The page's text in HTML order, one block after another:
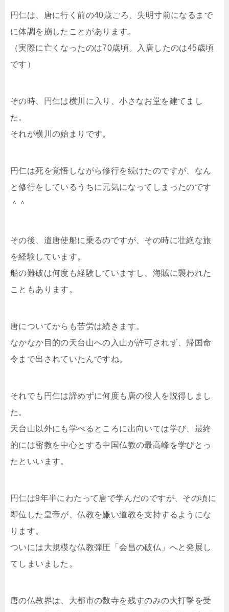
円仁は、唐に行く前の40歳ごろ、失明寸前になるまで
に体調を崩したことがあります。
（実際に亡くなったのは70歳頃。入唐したのは45歳頃
です）
その時、円仁は横川に入り、小さなお堂を建てまし
た。
それが横川の始まりです。
円仁は死を覚悟しながら修行を続けたのですが、なん
と修行をしているうちに元気になってしまったのです
＾＾
その後、遣唐使船に乗るのですが、その時に壮絶な旅
を経験しています。
船の難破は何度も経験していますし、海賊に襲われた
こともあります。
唐についてからも苦労は続きます。
なかなか目的の天台山への入山が許可されず、帰国命
令まで出されていたんですね。
それでも円仁は諦めずに何度も唐の役人を説得しまし
た。
天台山以外にも学べるところに出向いては学び、最終
的には密教を中心とする中国仏教の最高峰を学びとっ
たといいます。
円仁は9年半にわたって唐で学んだのですが、その頃に
即位した皇帝が、仏教を嫌い道教を支持するようにな
ります。
ついには大規模な仏教弾圧「会昌の破仏」へと発展し
てしまいました。
唐の仏教界は、大都市の数寺を残すのみの大打撃を受